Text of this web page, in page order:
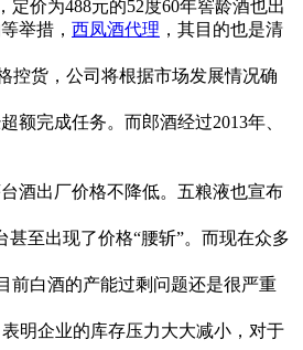
价为488元的52度60年窖龄酒也出
举措， 西凤酒代理 ，其目的也是清
控货，公司将根据市场发展情况确
完成任务。而郎酒经过2013年、
酒出厂价格不降低。五粮液也宣布
至出现了价格“腰斩”。而现在众多
白酒的产能过剩问题还是很严重
明企业的库存压力大大减小，对于